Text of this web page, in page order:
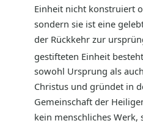
Einheit nicht konstruiert
sondern sie ist eine
der Rückkehr zur
gestifteten Einheit
sowohl Ursprung als
Christus und gründet in
Gemeinschaft der
kein menschliches